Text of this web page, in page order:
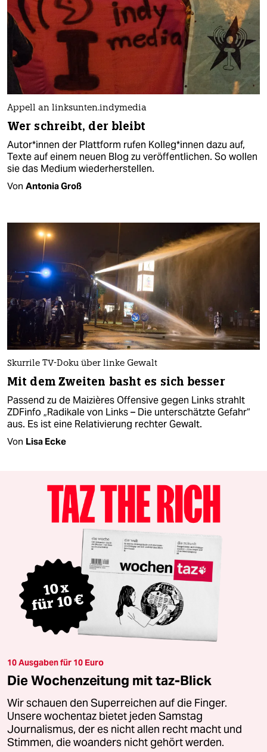
Appell an linksunten.indymedia
Wer schreibt, der bleibt
Autor*innen der Plattform rufen Kolleg*innen dazu auf,
Texte auf einem neuen Blog zu veröffentlichen. So wollen
sie das Medium wiederherstellen.
Von Antonia Groß
Skurrile TV-Doku über linke Gewalt
Mit dem Zweiten basht es sich besser
Passend zu de Maizières Offensive gegen Links strahlt
ZDFinfo „Radikale von Links – Die unterschätzte Gefahr“
aus. Es ist eine Relativierung rechter Gewalt.
Von Lisa Ecke
10 Ausgaben für 10 Euro
Die Wochenzeitung mit taz-Blick
Wir schauen den Superreichen auf die Finger.
Unsere wochentaz bietet jeden Samstag
Journalismus, der es nicht allen recht macht und
Stimmen, die woanders nicht gehört werden.